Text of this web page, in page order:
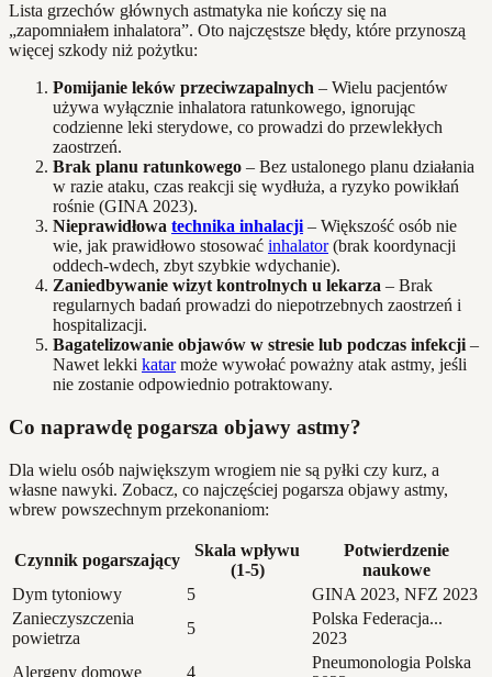
Lista grzechów głównych astmatyka nie kończy się na
„zapomniałem inhalatora”. Oto najczęstsze błędy, które przynoszą
więcej szkody niż pożytku:
Pomijanie leków przeciwzapalnych – Wielu pacjentów
używa wyłącznie inhalatora ratunkowego, ignorując
codzienne leki sterydowe, co prowadzi do przewlekłych
zaostrzeń.
Brak planu ratunkowego – Bez ustalonego planu działania
w razie ataku, czas reakcji się wydłuża, a ryzyko powikłań
rośnie (GINA 2023).
Nieprawidłowa technika inhalacji – Większość osób nie
wie, jak prawidłowo stosować inhalator(brak koordynacji
oddech-wdech, zbyt szybkie wdychanie).
Zaniedbywanie wizyt kontrolnych u lekarza – Brak
regularnych badań prowadzi do niepotrzebnych zaostrzeń i
hospitalizacji.
Bagatelizowanie objawów w stresie lub podczas infekcji –
Nawet lekki katarmoże wywołać poważny atak astmy, jeśli
nie zostanie odpowiednio potraktowany.
Co naprawdę pogarsza objawy astmy?
Dla wielu osób największym wrogiem nie są pyłki czy kurz, a
własne nawyki. Zobacz, co najczęściej pogarsza objawy astmy,
wbrew powszechnym przekonaniom:
Czynnik pogarszający
Skala wpływu
(1-5)
Potwierdzenie
naukowe
Dym tytoniowy
5
GINA 2023, NFZ 2023
Zanieczyszczenia
powietrza
5
Polska Federacja...
2023
Alergeny domowe
4
Pneumonologia Polska